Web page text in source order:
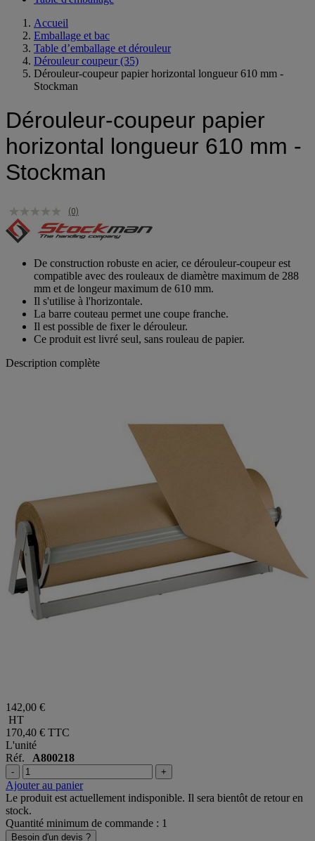
Accueil
Emballage et bac
Table d’emballage et dérouleur
Dérouleur coupeur (35)
Dérouleur-coupeur papier horizontal longueur 610 mm -
Dérouleur-coupeur papier
horizontal longueur 610 mm -
Stockman
De construction robuste en acier, ce dérouleur-coupeur est
compatible avec des rouleaux de diamètre maximum de 288
mm et de longeur maximum de 610 mm.
Il s'utilise à l'horizontale.
La barre couteau permet une coupe franche.
Il est possible de fixer le dérouleur.
142,00 €
HT
170,40 €
L'unité
Réf.A800218
- +
Ajouter au panier
Le produit est actuellement indisponible. Il sera bientôt de retour en
stock.
Quantité minimum de commande : 1